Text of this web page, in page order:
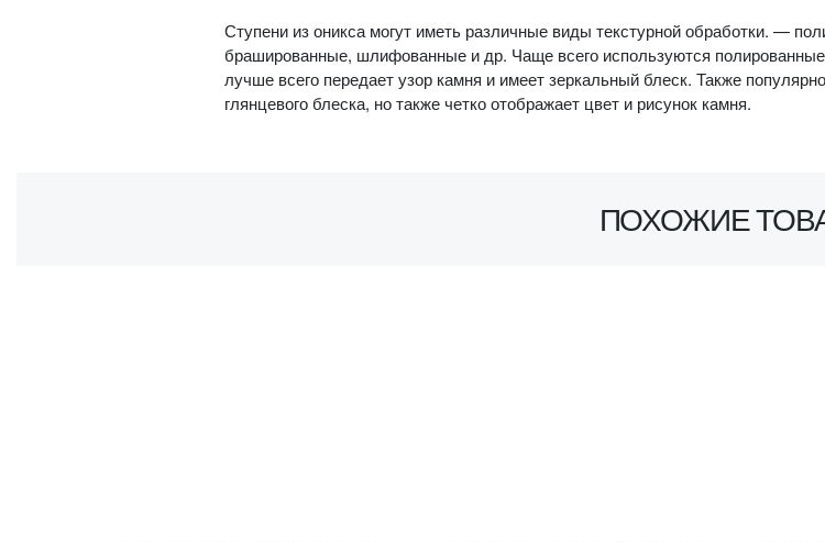
Ступени из оникса могут иметь различные виды текстурной обработки. —
брашированные, шлифованные и др. Чаще всего используются
лучше всего передает узор камня и имеет зеркальный блеск. Также
глянцевого блеска, но также четко отображает цвет и рисунок камня.
ПОХОЖИЕ